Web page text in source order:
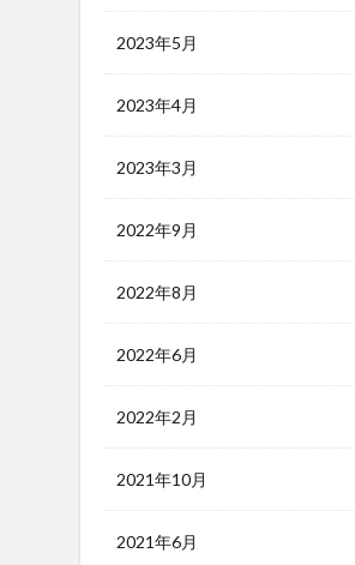
2023年5月
2023年4月
2023年3月
2022年9月
2022年8月
2022年6月
2022年2月
2021年10月
2021年6月